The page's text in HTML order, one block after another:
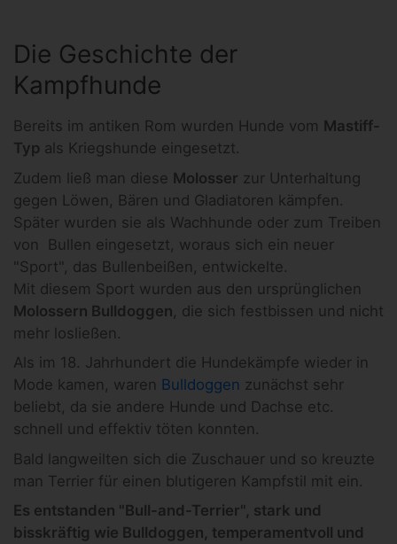
Die Geschichte der
Kampfhunde
Bereits im antiken Rom wurden Hunde vom Mastiff-
Typ als Kriegshunde eingesetzt.
Zudem ließ man diese Molosser zur Unterhaltung
gegen Löwen, Bären und Gladiatoren kämpfen.
Später wurden sie als Wachhunde oder zum Treiben
von Bullen eingesetzt, woraus sich ein neuer
"Sport", das Bullenbeißen, entwickelte.
Mit diesem Sport wurden aus den ursprünglichen
Molossern Bulldoggen , die sich festbissen und nicht
mehr losließen.
Als im 18. Jahrhundert die Hundekämpfe wieder in
Mode kamen, waren Bulldoggen zunächst sehr
beliebt, da sie andere Hunde und Dachse etc.
schnell und effektiv töten konnten.
Bald langweilten sich die Zuschauer und so kreuzte
man Terrier für einen blutigeren Kampfstil mit ein.
Es entstanden "Bull-and-Terrier", stark und
bisskräftig wie Bulldoggen, temperamentvoll und